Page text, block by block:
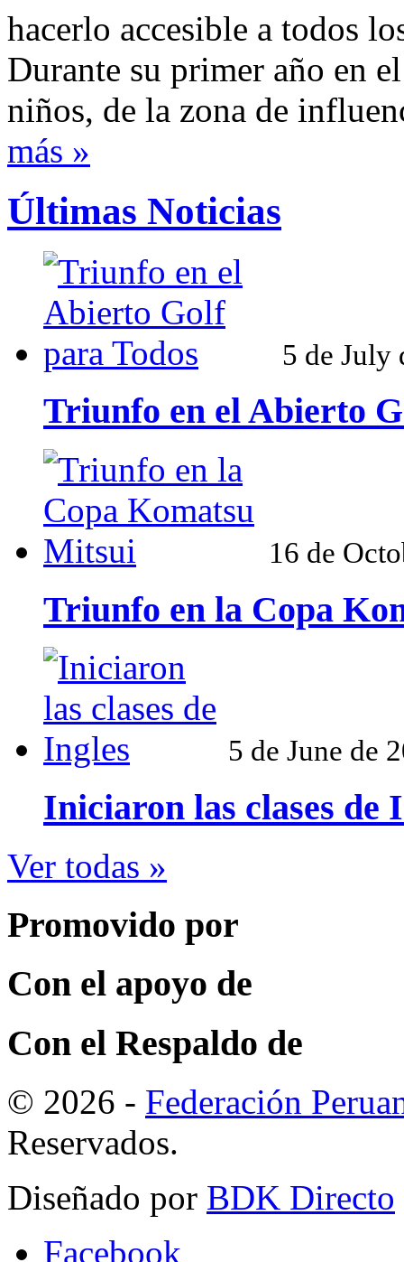
hacerlo accesible a todos
Durante su primer año en
niños, de la zona de
más »
Últimas Noticias
5 de July
Triunfo en el Abierto
16 de
Triunfo en la Copa
5 de June de
Iniciaron las clases de
Ver todas »
Promovido por
Con el apoyo de
Con el Respaldo de
© 2026 - Federación
Reservados.
Diseñado por BDK Directo
Facebook